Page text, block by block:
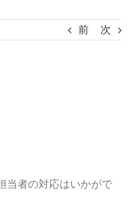
前 次
者の対応はいかがで